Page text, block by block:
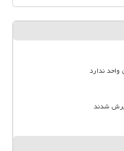
ندارد